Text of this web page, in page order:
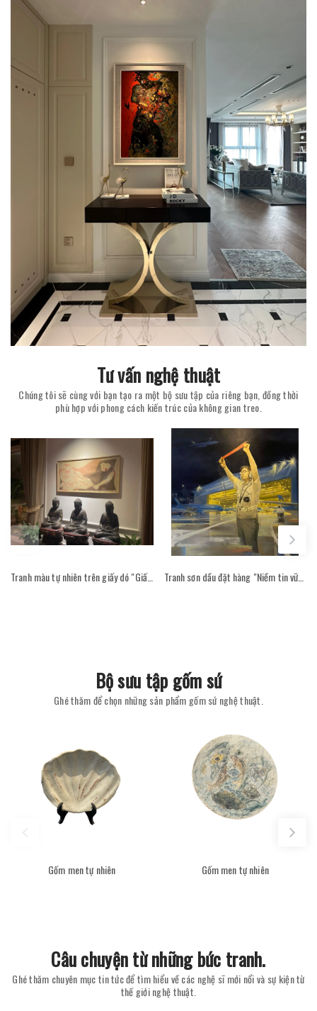
Tư vấn nghệ thuật
Chúng tôi sẽ cùng với bạn tạo ra một bộ sưu tập của riêng bạn, đồng thời
phù hợp với phong cách kiến trúc của không gian treo.
Tranh màu tự nhiên trên giấy dó "Giấc mơ trắng" - Hoạ sĩ Phan Cẩm Thượng trong không gian phòng khách
Bộ sưu tập gốm sứ
Ghé thăm để chọn những sản phẩm gốm sứ nghệ thuật.
Gốm men tự nhiên Gốm men tự nhiên
Câu chuyện từ những bức tranh.
Ghé thăm chuyên mục tin tức để tìm hiểu về các nghệ sĩ mới nổi và sự kiện từ
thế giới nghệ thuật.